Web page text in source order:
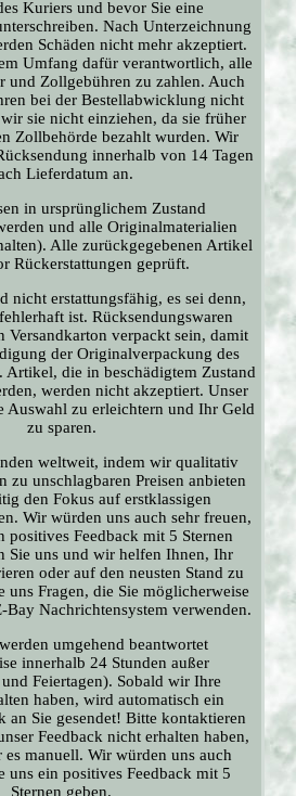
Kuriers und bevor Sie eine
Nach Unterzeichnung
Schäden nicht mehr akzeptiert.
Umfang dafür verantwortlich, alle
und Zollgebühren zu zahlen. Auch
bei der Bestellabwicklung nicht
sie nicht einziehen, da sie früher
Zollbehörde bezahlt wurden. Wir
innerhalb von 14 Tagen
Lieferdatum an.
in ursprünglichem Zustand
und alle Originalmaterialien
Alle zurückgegebenen Artikel
Rückerstattungen geprüft.
nicht erstattungsfähig, es sei denn,
ist. Rücksendungswaren
Versandkarton verpackt sein, damit
der Originalverpackung des
Artikel, die in beschädigtem Zustand
werden nicht akzeptiert. Unser
Auswahl zu erleichtern und Ihr Geld
zu sparen.
weltweit, indem wir qualitativ
zu unschlagbaren Preisen anbieten
den Fokus auf erstklassigen
Wir würden uns auch sehr freuen,
positives Feedback mit 5 Sternen
Sie uns und wir helfen Ihnen, Ihr
oder auf den neusten Stand zu
uns Fragen, die Sie möglicherweise
Bay Nachrichtensystem verwenden.
umgehend beantwortet
innerhalb 24 Stunden außer
Feiertagen). Sobald wir Ihre
haben, wird automatisch ein
an Sie gesendet! Bitte kontaktieren
Feedback nicht erhalten haben,
es manuell. Wir würden uns auch
uns ein positives Feedback mit 5
Sternen geben.